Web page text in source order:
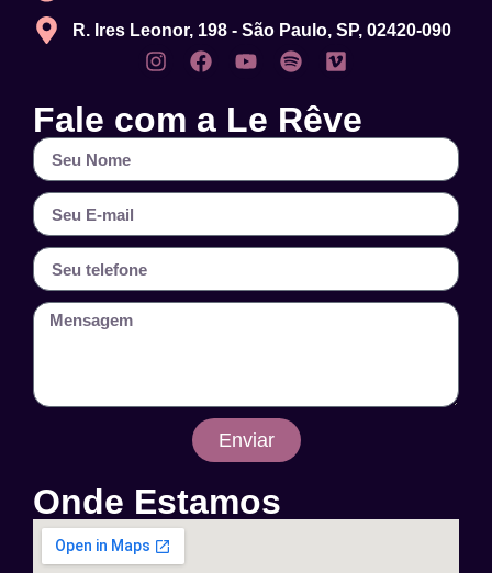
R. Ires Leonor, 198 - São Paulo, SP, 02420-090
Fale com a Le Rêve
Enviar
Onde Estamos